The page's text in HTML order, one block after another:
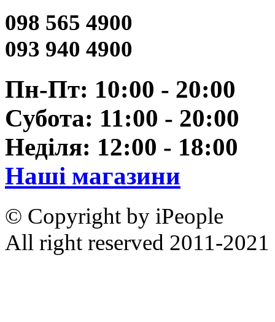
098 565 4900
093 940 4900
Пн-Пт: 10:00 - 20:00
Субота: 11:00 - 20:00
Неділя: 12:00 - 18:00
Наші магазини
© Copyright by iPeople
All right reserved 2011-2021